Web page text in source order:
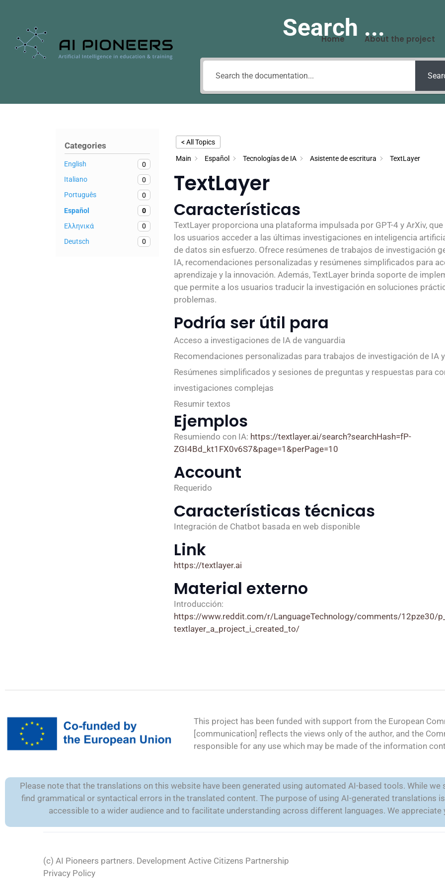
Home About the project
Search ...
Categories
English
0
Italiano
0
Português
0
Español
0
Ελληνικά
0
Deutsch
0
< All Topics
Main Español Tecnologías de IA Asistente de escritura TextLayer
TextLayer
Características
TextLayer proporciona una plataforma impulsada por GPT-4 y ArXiv,
los usuarios acceder a las últimas investigaciones en inteligencia
de datos sin esfuerzo. Ofrece resúmenes de trabajos de investigación
IA, recomendaciones personalizadas y resúmenes simplificados para
aprendizaje y la innovación. Además, TextLayer brinda soporte de
que permite a los usuarios traducir la investigación en soluciones
problemas.
Podría ser útil para
Acceso a investigaciones de IA de vanguardia
Recomendaciones personalizadas para trabajos de investigación de IA
Resúmenes simplificados y sesiones de preguntas y respuestas para
investigaciones complejas
Resumir textos
Ejemplos
Resumiendo con IA: https://textlayer.ai/search?searchHash=fP-
ZGI4Bd_kt1FX0v6S7&page=1&perPage=10
Account
Requerido
Características técnicas
Integración de Chatbot basada en web disponible
Link
https://textlayer.ai
Material externo
Introducción:
https://www.reddit.com/r/LanguageTechnology/comments/12pze30/
textlayer_a_project_i_created_to/
This project has been funded with support from the European
[communication] reflects the views only of the author, and the
responsible for any use which may be made of the information
Please note that the translations on this website have been generated using automated AI-based tools. While we
find grammatical or syntactical errors in the translated content. The purpose of using AI-generated translations
accessible to a wider audience and to facilitate understanding across different languages. We appreciate
(c) AI Pioneers partners. Development Active Citizens Partnership
Privacy Policy